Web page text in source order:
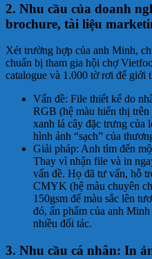
2. Nhu cầu của doanh
brochure, tài liệu
Xét trường hợp của anh Minh,
chuẩn bị tham gia hội chợ
catalogue và 1.000 tờ rơi để giới
Vấn đề: File thiết kế do
RGB (hệ màu hiển thị
xanh lá cây đặc trưng của
hình ảnh “sạch” của
Giải pháp: Anh tìm đến
Thay vì nhận file và in
vấn đề. Họ đã tư vấn, hỗ
CMYK (hệ màu chuyên
150gsm để màu sắc lên
đó, ấn phẩm của anh
nhiều đối tác.
3. Nhu cầu cá nhân: In